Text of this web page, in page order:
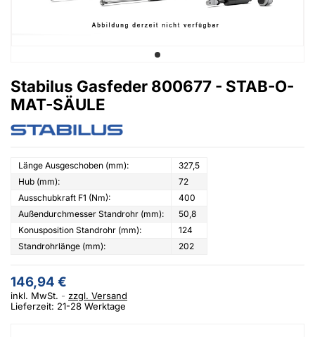
Stabilus Gasfeder 800677 - STAB-O-
MAT-SÄULE
Länge Ausgeschoben (mm):
327,5
Hub (mm):
72
Ausschubkraft F1 (Nm):
400
Außendurchmesser Standrohr (mm):
50,8
Konusposition Standrohr (mm):
124
Standrohrlänge (mm):
202
146,94 €
inkl. MwSt.
zzgl. Versand
Lieferzeit: 21-28 Werktage